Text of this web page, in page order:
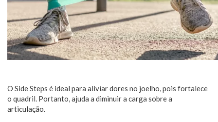
O Side Steps é ideal para aliviar dores no joelho, pois fortalece
o quadril. Portanto, ajuda a diminuir a carga sobre a
articulação.